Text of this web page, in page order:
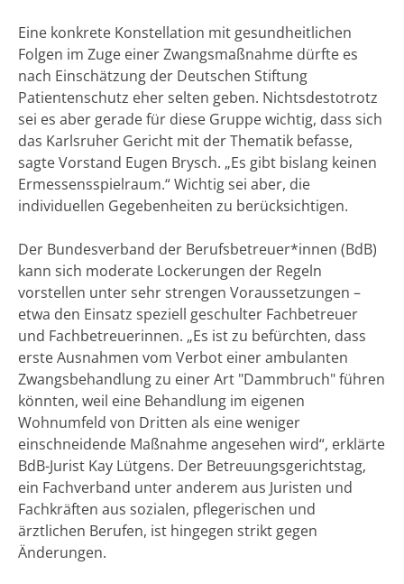
Eine konkrete Konstellation mit gesundheitlichen
Folgen im Zuge einer Zwangsmaßnahme dürfte es
nach Einschätzung der Deutschen Stiftung
Patientenschutz eher selten geben. Nichtsdestotrotz
sei es aber gerade für diese Gruppe wichtig, dass sich
das Karlsruher Gericht mit der Thematik befasse,
sagte Vorstand Eugen Brysch. „Es gibt bislang keinen
Ermessensspielraum.“ Wichtig sei aber, die
individuellen Gegebenheiten zu berücksichtigen.
Der Bundesverband der Berufsbetreuer*innen (BdB)
kann sich moderate Lockerungen der Regeln
vorstellen unter sehr strengen Voraussetzungen –
etwa den Einsatz speziell geschulter Fachbetreuer
und Fachbetreuerinnen. „Es ist zu befürchten, dass
erste Ausnahmen vom Verbot einer ambulanten
Zwangsbehandlung zu einer Art "Dammbruch" führen
könnten, weil eine Behandlung im eigenen
Wohnumfeld von Dritten als eine weniger
einschneidende Maßnahme angesehen wird“, erklärte
BdB-Jurist Kay Lütgens. Der Betreuungsgerichtstag,
ein Fachverband unter anderem aus Juristen und
Fachkräften aus sozialen, pflegerischen und
ärztlichen Berufen, ist hingegen strikt gegen
Änderungen.